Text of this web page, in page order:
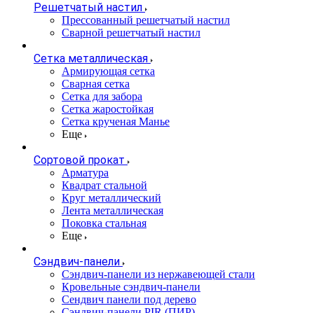
Решетчатый настил
Прессованный решетчатый настил
Сварной решетчатый настил
Сетка металлическая
Армирующая сетка
Сварная сетка
Сетка для забора
Сетка жаростойкая
Сетка крученая Манье
Еще
Сортовой прокат
Арматура
Квадрат стальной
Круг металлический
Лента металлическая
Поковка стальная
Еще
Сэндвич-панели
Cэндвич-панели из нержавеющей стали
Кровельные сэндвич-панели
Сендвич панели под дерево